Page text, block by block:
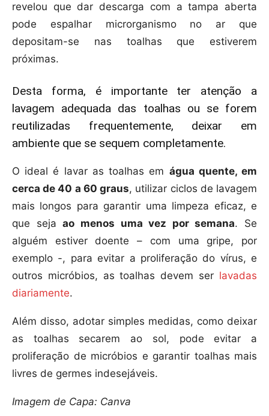
revelou que dar descarga com a tampa aberta
pode espalhar microrganismo no ar que
depositam-se nas toalhas que estiverem
próximas.
Desta forma, é importante ter atenção a
lavagem adequada das toalhas ou se forem
reutilizadas frequentemente, deixar em
ambiente que se sequem completamente.
O ideal é lavar as toalhas em água quente, em
cerca de 40 a 60 graus, utilizar ciclos de lavagem
mais longos para garantir uma limpeza eficaz, e
que sejaao menos uma vez por semana. Se
alguém estiver doente – com uma gripe, por
exemplo -, para evitar a proliferação do vírus, e
outros micróbios, as toalhas devem ser lavadas
diariamente.
Além disso, adotar simples medidas, como deixar
as toalhas secarem ao sol, pode evitar a
proliferação de micróbios e garantir toalhas mais
livres de germes indesejáveis.
Imagem de Capa: Canva